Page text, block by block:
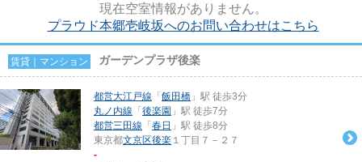
現在空室情報がありません。
プラウド本郷壱岐坂へのお問い合わせはこちら
賃貸｜マンション ガーデンプラザ後楽
都営大江戸線 「 飯田橋 」駅 徒歩3分
丸ノ内線 「 後楽園 」駅 徒歩7分
都営三田線 「 春日 」駅 徒歩8分
東京都文京区後楽 １丁目７－２７
-